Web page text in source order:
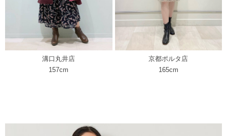
溝口丸井店
157cm
京都ポルタ店
165cm